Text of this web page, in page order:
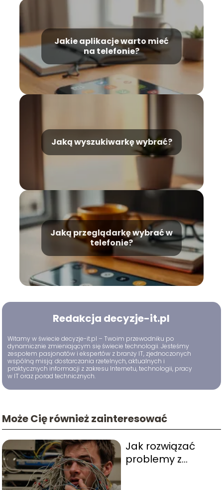
Jakie aplikacje warto mieć
na telefonie?
Jaką wyszukiwarkę wybrać?
Jaką przeglądarkę wybrać w
telefonie?
Redakcja decyzje-it.pl
Witamy w świecie decyzje-it.pl – Twoim przewodniku po
dynamicznie zmieniającym się świecie technologii. Jesteśmy
zespołem pasjonatów i ekspertów z branży IT, zjednoczonych
wspólną misją: dostarczania rzetelnych, aktualnych i
praktycznych informacji z zakresu Internetu, technologii, pracy
w IT oraz porad technicznych.
Może Cię również zainteresować
Jak rozwiązać
problemy z